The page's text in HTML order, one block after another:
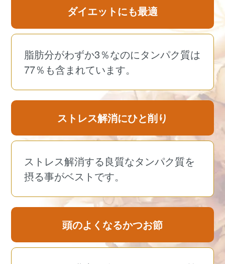
ダイエットにも最適
脂肪分がわずか3％なのにタンパク質は
77％も含まれています。
ストレス解消にひと削り
ストレス解消する良質なタンパク質を
摂る事がベストです。
頭のよくなるかつお節